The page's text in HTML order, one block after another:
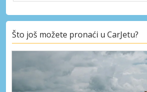
Što još možete pronaći u CarJetu?